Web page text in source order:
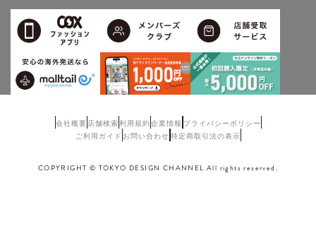
会社概要 店舗検索利用規約企業情報 プライバシーポリシー
ご利用ガイド お問い合わせ 特定商取引法の表示
COPYRIGHT © TOKYO DESIGN CHANNEL All rights reserved.